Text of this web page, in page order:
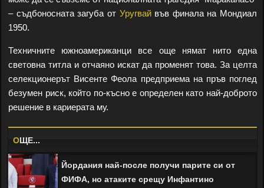
– съдбоносната загуба от Уругвайвъв финала на Мондиал
1950.
Техничните южноамериканци все още нямат нито една
световна титла и отчаяно искат да променят това. За целта
селекционерът Висенте Феола предприема на пръв поглед
безумен риск, който по-късно е определен като най-доброто
решение в кариерата му.
OЩЕ...
Йордания най-после получи парите си от
ФИФА, но атаките срещу Инфантино